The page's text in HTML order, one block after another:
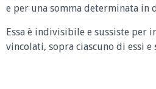
e per una somma determinata in
Essa è indivisibile e sussiste per
vincolati, sopra ciascuno di essi